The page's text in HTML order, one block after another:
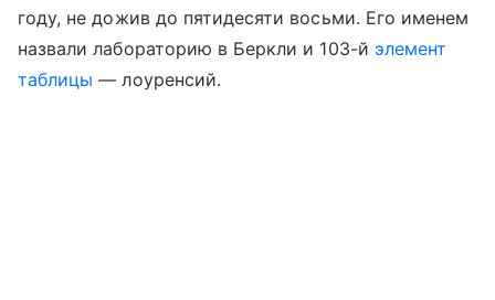
году, не дожив до пятидесяти восьми. Его именем
назвали лабораторию в Беркли и 103-й элемент
таблицы — лоуренсий.